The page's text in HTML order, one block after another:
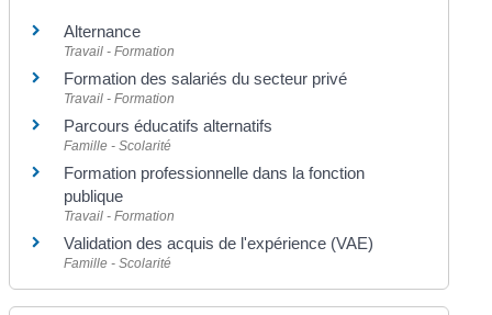
Alternance
Travail - Formation
Formation des salariés du secteur privé
Travail - Formation
Parcours éducatifs alternatifs
Famille - Scolarité
Formation professionnelle dans la fonction
publique
Travail - Formation
Validation des acquis de l'expérience (VAE)
Famille - Scolarité